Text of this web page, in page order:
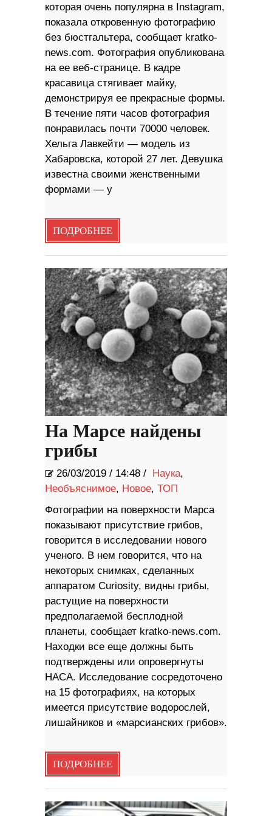
которая очень популярна в Instagram,
показала откровенную фотографию
без бюстгальтера, сообщает kratko-
news.com. Фотография опубликована
на ее веб-странице. В кадре
красавица стягивает майку,
демонстрируя ее прекрасные формы.
В течение пяти часов фотография
понравилась почти 70000 человек.
Хельга Лавкейти — модель из
Хабаровска, которой 27 лет. Девушка
известна своими женственными
формами — у
ПОДРОБНЕЕ
На Марсе найдены
грибы
26/03/2019 / 14:48 / Наука,
Необъяснимое, Новое, ТОП
Фотографии на поверхности Марса
показывают присутствие грибов,
говорится в исследовании нового
ученого. В нем говорится, что на
некоторых снимках, сделанных
аппаратом Curiosity, видны грибы,
растущие на поверхности
предполагаемой бесплодной
планеты, сообщает kratko-news.com.
Находки все еще должны быть
подтверждены или опровергнуты
НАСА. Исследование сосредоточено
на 15 фотографиях, на которых
имеется присутствие водорослей,
лишайников и «марсианских грибов».
ПОДРОБНЕЕ